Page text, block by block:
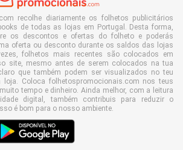
recolhe diariamente os folhetos publicitários
de todas as lojas em Portugal. Desta forma,
os descontos e ofertas do folheto e poderás
oferta ou desconto durante os saldos das lojas
folhetos mais recentes são colocados em
site, mesmo antes de serem colocados na tua
que também podem ser visualizados no teu
loja. Coloca folhetospromocionais.com nos teus
tempo e dinheiro. Ainda melhor, com a leitura
digital, também contribuis para reduzir o
é bom para o nosso ambiente.